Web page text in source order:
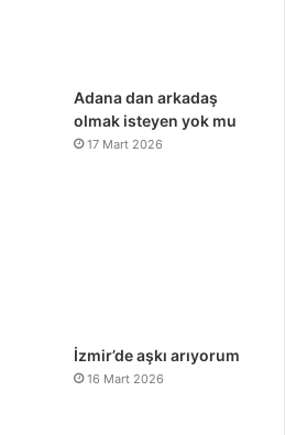
Adana dan arkadaş
olmak isteyen yok mu
17 Mart 2026
İzmir’de aşkı arıyorum
16 Mart 2026